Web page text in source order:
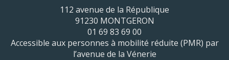
112 avenue de la République
91230 MONTGERON
01 69 83 69 00
Accessible aux personnes à mobilité réduite (PMR) par
l’avenue de la Vénerie